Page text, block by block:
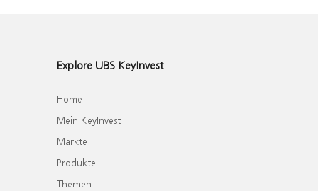
Explore UBS KeyInvest
Home
Mein KeyInvest
Märkte
Produkte
Themen